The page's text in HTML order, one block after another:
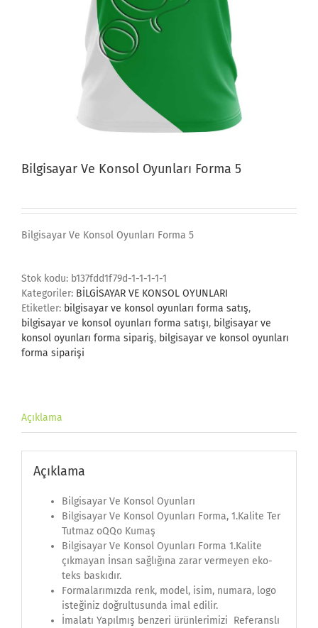
Bilgisayar Ve Konsol Oyunları Forma 5
Bilgisayar Ve Konsol Oyunları Forma 5
Stok kodu: b137fdd1f79d-1-1-1-1-1
Kategoriler: BİLGİSAYAR VE KONSOL OYUNLARI
Etiketler: bilgisayar ve konsol oyunları forma satış,
bilgisayar ve konsol oyunları forma satışı, bilgisayar ve
konsol oyunları forma sipariş, bilgisayar ve konsol oyunları
forma siparişi
Açıklama
Açıklama
Bilgisayar Ve Konsol Oyunları
Bilgisayar Ve Konsol Oyunları Forma, 1.Kalite Ter
Tutmaz oQQo Kumaş
Bilgisayar Ve Konsol Oyunları Forma 1.Kalite
çıkmayan İnsan sağlığına zarar vermeyen eko-
teks baskıdır.
Formalarımızda renk, model, isim, numara, logo
isteğiniz doğrultusunda imal edilir.
İmalatı Yapılmış benzeri ürünlerimizi Referanslı